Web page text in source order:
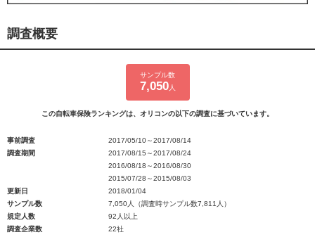
調査概要
サンプル数
7,050人
この自転車保険ランキングは、オリコンの以下の調査に基づいています。
事前調査
2017/05/10～2017/08/14
調査期間
2017/08/15～2017/08/24
2016/08/18～2016/08/30
2015/07/28～2015/08/03
更新日
2018/01/04
サンプル数
7,050人（調査時サンプル数7,811人）
規定人数
92人以上
調査企業数
22社